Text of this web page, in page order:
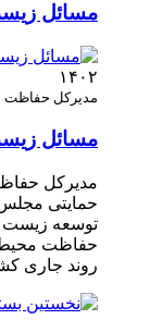
مسائل
۱۴۰۲
مدیرکل حفاظت
مسائل
مدیرکل
حمایتی
توسعه
حفاظت محیط
روند جاری